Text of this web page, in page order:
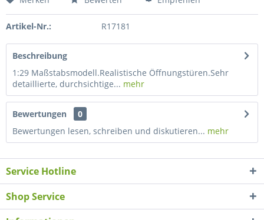
Artikel-Nr.: R17181
Beschreibung
1:29 Maßstabsmodell.Realistische Öffnungstüren.Sehr
detaillierte, durchsichtige... mehr
Bewertungen
0
Bewertungen lesen, schreiben und diskutieren... mehr
Service Hotline
Shop Service